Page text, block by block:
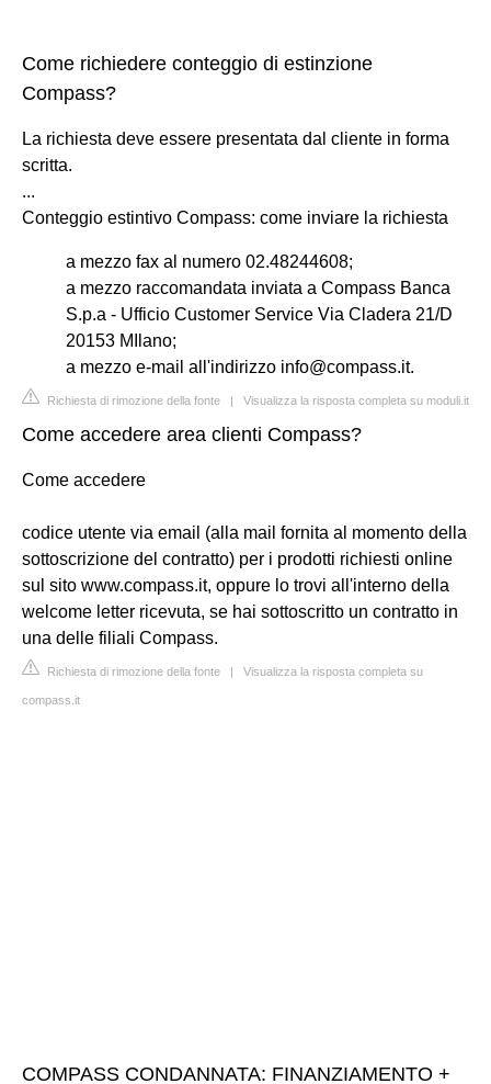
Come richiedere conteggio di estinzione
Compass?
La richiesta deve essere presentata dal cliente in forma
scritta.
...
Conteggio estintivo Compass: come inviare la richiesta
a mezzo fax al numero 02.48244608;
a mezzo raccomandata inviata a Compass Banca
S.p.a - Ufficio Customer Service Via Cladera 21/D
20153 MIlano;
a mezzo e-mail all'indirizzo info@compass.it.
Richiesta di rimozione della fonte | Visualizza la risposta completa su moduli.it
Come accedere area clienti Compass?
Come accedere
codice utente via email (alla mail fornita al momento della
sottoscrizione del contratto) per i prodotti richiesti online
sul sito www.compass.it, oppure lo trovi all'interno della
welcome letter ricevuta, se hai sottoscritto un contratto in
una delle filiali Compass.
Richiesta di rimozione della fonte | Visualizza la risposta completa su
compass.it
COMPASS CONDANNATA: FINANZIAMENTO +